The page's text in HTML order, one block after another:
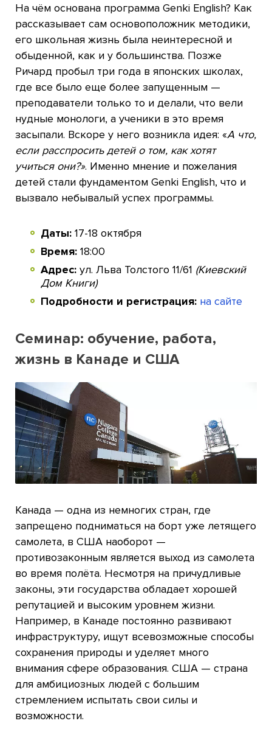
На чём основана программа Genki English? Как
рассказывает сам основоположник методики,
его школьная жизнь была неинтересной и
обыденной, как и у большинства. Позже
Ричард пробыл три года в японских школах,
где все было еще более запущенным —
преподаватели только то и делали, что вели
нудные монологи, а ученики в это время
засыпали. Вскоре у него возникла идея: «А что,
если расспросить детей о том, как хотят
учиться они?». Именно мнение и пожелания
детей стали фундаментом Genki English, что и
вызвало небывалый успех программы.
Даты: 17-18 октября
Время: 18:00
Адрес: ул. Льва Толстого 11/61 (Киевский
Дом Книги)
Подробности и регистрация: на сайте
Семинар: обучение, работа,
жизнь в Канаде и США
Канада — одна из немногих стран, где
запрещено подниматься на борт уже летящего
самолета, в США наоборот —
противозаконным является выход из самолета
во время полёта. Несмотря на причудливые
законы, эти государства обладает хорошей
репутацией и высоким уровнем жизни.
Например, в Канаде постоянно развивают
инфраструктуру, ищут всевозможные способы
сохранения природы и уделяет много
внимания сфере образования. США — страна
для амбициозных людей с большим
стремлением испытать свои силы и
возможности.